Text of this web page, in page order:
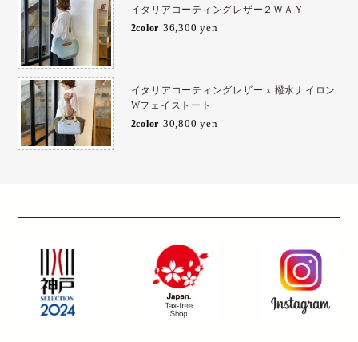
イタリアコーティングレザー２ＷＡＹ
2color 36,300 yen
イタリアコーティングレザー x 撥水ナイロン
Wフェイストート
2color 30,800 yen